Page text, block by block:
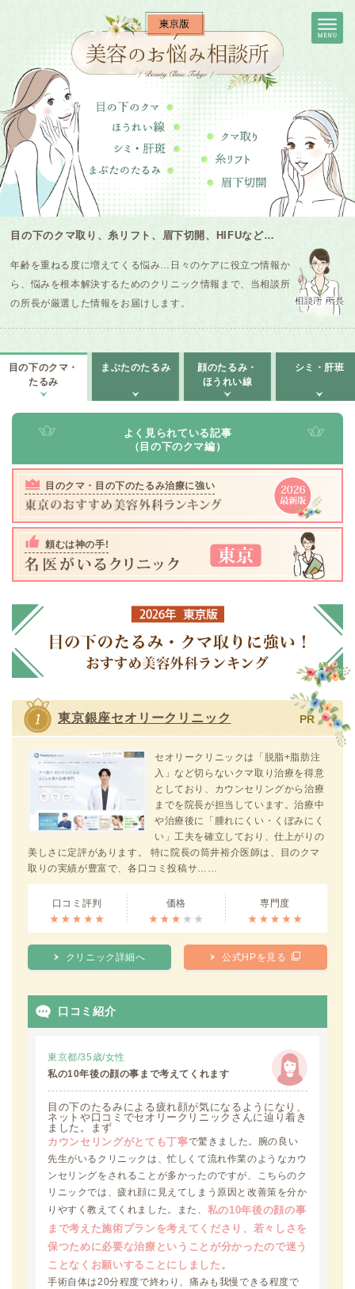
目の下のクマ取り、糸リフト、眉下切開、HIFUなど…
年齢を重ねる度に増えてくる悩み…日々のケアに役立つ情報か
ら、悩みを根本解決するためのクリニック情報まで、当相談所
の所長が厳選した情報をお届けします。
目の下のクマ・
たるみ
まぶたのたるみ
顔のたるみ・
ほうれい線
シミ・肝班
よく見られている記事
（目の下のクマ編）
目のクマ・目の下のたるみ治療に強い
頼むは神の手!
東京銀座セオリークリニック PR
セオリークリニックは「脱脂+脂肪注
入」など切らないクマ取り治療を得意
としており、カウンセリングから治療
までを院長が担当しています。治療中
や治療後に「腫れにくい・くぼみにく
い」工夫を確立しており、仕上がりの
美しさに定評があります。 特に院長の筒井裕介医師は、目のクマ
取りの実績が豊富で、各口コミ投稿サ……
口コミ評判 価格 専門度
クリニック詳細へ 公式HPを見る
口コミ紹介
東京都/35歳/女性
私の10年後の顔の事まで考えてくれます
目の下のたるみによる疲れ顔が気になるようになり、
ネットや口コミでセオリークリニックさんに辿り着き
ました。まず
カウンセリングがとても丁寧で驚きました。腕の良い
先生がいるクリニックは、忙しくて流れ作業のようなカウ
ンセリングをされることが多かったのですが、こちらのク
リニックでは、疲れ顔に見えてしまう原因と改善策を分か
りやすく教えてくれました。また、 私の10年後の顔の事
まで考えた施術プランを考えてくださり、若々しさを
保つために必要な治療ということが分かったので迷う
ことなくお願いすることにしました。
手術自体は20分程度で終わり、痛みも我慢できる程度で